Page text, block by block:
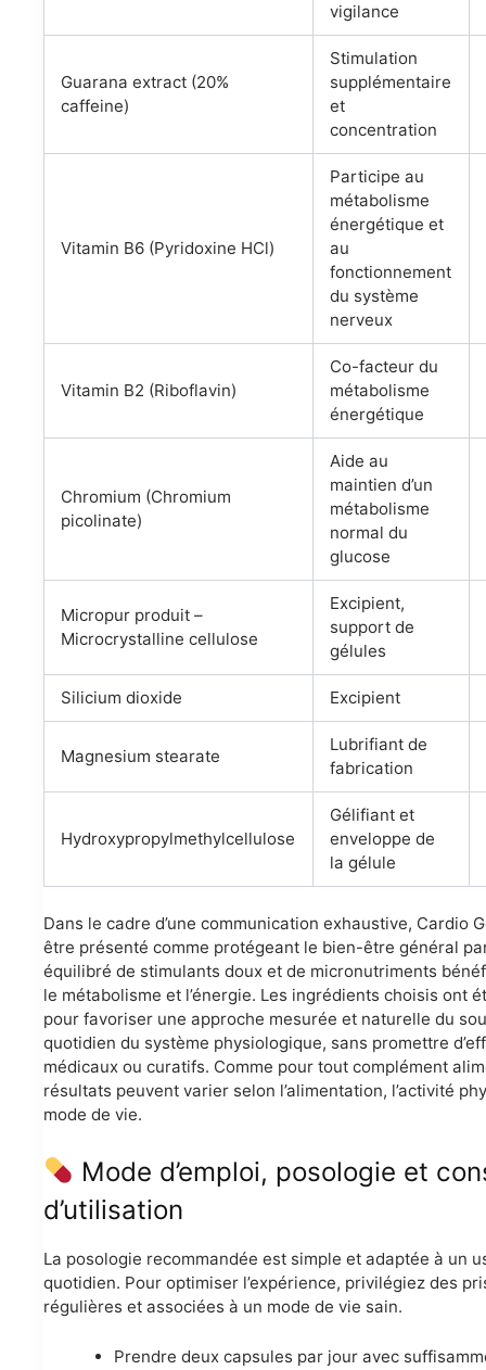
vigilance
Guarana extract (20%
caffeine)
Stimulation
supplémentaire
et
concentration
Vitamin B6 (Pyridoxine HCl)
Participe au
métabolisme
énergétique et
au
fonctionnement
du système
nerveux
Vitamin B2 (Riboflavin)
Co-facteur du
métabolisme
énergétique
Chromium (Chromium
picolinate)
Aide au
maintien d’un
métabolisme
normal du
glucose
Micropur produit –
Microcrystalline cellulose
Excipient,
support de
gélules
Silicium dioxide Excipient
Magnesium stearate
Lubrifiant de
fabrication
Hydroxypropylmethylcellulose
Gélifiant et
enveloppe de
la gélule
Dans le cadre d’une communication exhaustive, Cardio
être présenté comme protégeant le bien-être général
équilibré de stimulants doux et de micronutriments
le métabolisme et l’énergie. Les ingrédients choisis ont
pour favoriser une approche mesurée et naturelle du
quotidien du système physiologique, sans promettre
médicaux ou curatifs. Comme pour tout complément
résultats peuvent varier selon l’alimentation, l’activité
mode de vie.
Mode d’emploi, posologie et
d’utilisation
La posologie recommandée est simple et adaptée à un
quotidien. Pour optimiser l’expérience, privilégiez des
régulières et associées à un mode de vie sain.
Prendre deux capsules par jour avec